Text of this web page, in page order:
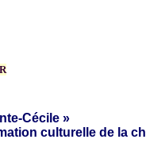
Cécile »
culturelle de la